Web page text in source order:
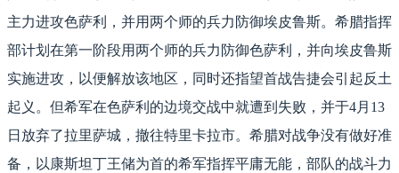
主力进攻色萨利，并用两个师的兵力防御埃皮鲁斯。希腊指挥
部计划在第一阶段用两个师的兵力防御色萨利，并向埃皮鲁斯
实施进攻，以便解放该地区，同时还指望首战告捷会引起反土
起义。但希军在色萨利的边境交战中就遭到失败，并于4月13
日放弃了拉里萨城，撤往特里卡拉市。希腊对战争没有做好准
备，以康斯坦丁王储为首的希军指挥平庸无能，部队的战斗力